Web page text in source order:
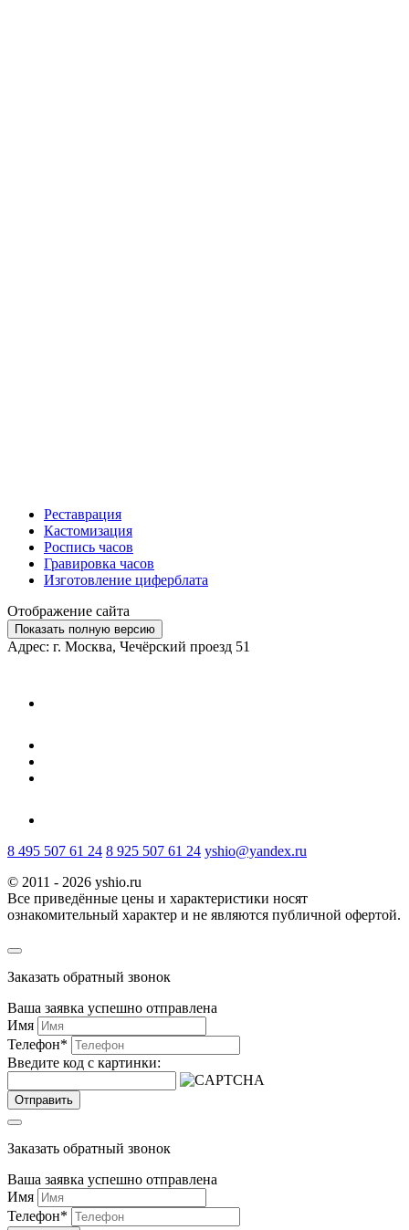
Реставрация
Кастомизация
Роспись часов
Гравировка часов
Изготовление циферблата
Отображение сайта
Показать полную версию
Адрес: г. Москва, Чечёрский проезд 51
8 495 507 61 24 8 925 507 61 24 yshio@yandex.ru
© 2011 - 2026 yshio.ru
Все приведённые цены и характеристики носят
ознакомительный характер и не являются публичной офертой.
Заказать обратный звонок
Ваша заявка успешно отправлена
Имя
Телефон*
Введите код с картинки:
Отправить
Заказать обратный звонок
Ваша заявка успешно отправлена
Имя
Телефон*